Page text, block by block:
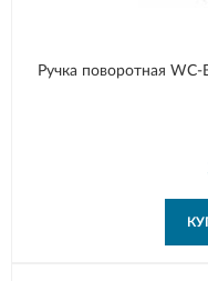
Ручка поворотная